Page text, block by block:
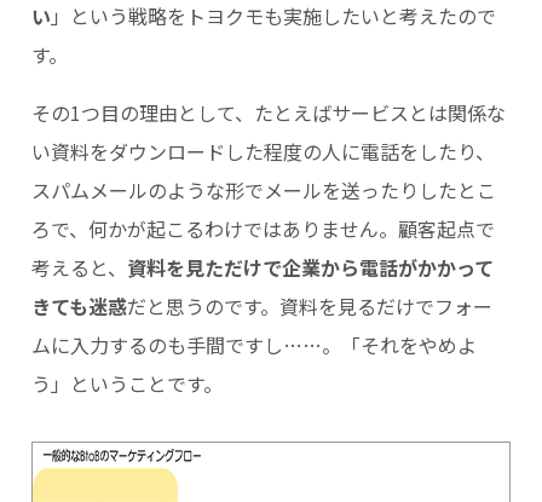
い 」という戦略をトヨクモも実施したいと考えたので
す。
その1つ目の理由として、たとえばサービスとは関係な
い資料をダウンロードした程度の人に電話をしたり、
スパムメールのような形でメールを送ったりしたとこ
ろで、何かが起こるわけではありません。顧客起点で
考えると、 資料を見ただけで企業から電話がかかって
きても迷惑だと思うのです。資料を見るだけでフォー
ムに入力するのも手間ですし……。「それをやめよ
う」ということです。